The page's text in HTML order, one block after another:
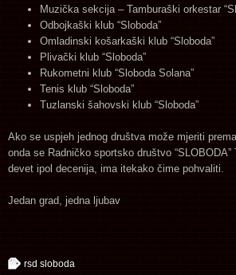
Muzička sekcija – Tamburaški orkestar
Odbojkaški klub “Sloboda”
Omladinski košarkaški klub “Sloboda”
Plivački klub “Sloboda”
Rukometni klub “Sloboda Solana”
Tenis klub “Sloboda”
Tuzlanski šahovski klub “Sloboda”
Ako se uspjeh jednog društva može mjeriti
onda se Radničko sportsko društvo
devet ipol decenija, ima itekako čime pohvaliti.
Jedan grad, jedna ljubav
rsd sloboda